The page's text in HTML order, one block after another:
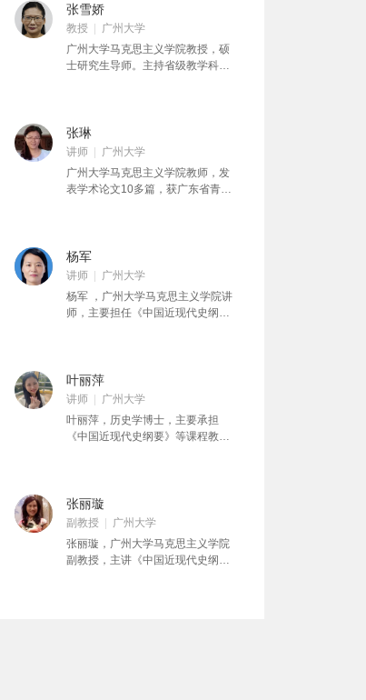
国家及教育部项目6项；主持省级教
学科研项目16项，发表学术论文
东省社会科学优秀成果二等奖等省
级以上奖励。获教育部“精彩教
等，多次被评选为广州大学“最受学
生欢迎的老师”。
张雪娇
教授
广州大学
广州大学马克思主义学院教授，硕
士研究生导师。主持省级教学科研
课一等奖、广州大学教学优秀二等
奖等奖励，被评为“最受学生欢迎的
国近现代史纲要》核心成员，在本
课程中全程讲授。
张琳
讲师
广州大学
广州大学马克思主义学院教师，发
表学术论文10多篇，获广东省青年
学教学优秀二等奖等奖励，被评
为“最受学生欢迎的老师”，为国家精
要》核心成员，在本课程中全程讲
授。
杨军
讲师
广州大学
杨军 ，广州大学马克思主义学院讲
师，主要担任《中国近现代史纲
市校级课题多项，参编著作和教材
数本，在各级刊物发表论文数篇。
叶丽萍
讲师
广州大学
叶丽萍，历史学博士，主要承担
《中国近现代史纲要》等课程教学
近现代中外关系史，东南亚史，华
侨华人问题研究。先后主持、参与
义》《华侨华人历史研究》《中国
社会科学报》《侨务工作研究》
张丽璇
副教授
广州大学
张丽璇，广州大学马克思主义学院
副教授，主讲《中国近现代史纲